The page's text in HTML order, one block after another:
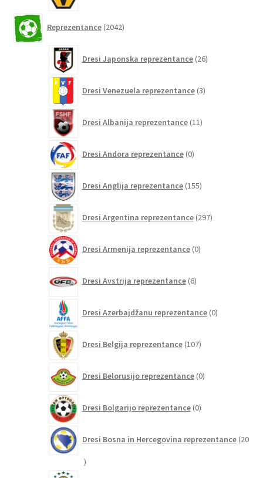
Reprezentance 2042izdelkov
Dresi Japonska reprezentance 26izdelkov
Dresi Venezuela reprezentance 3izdelki
Dresi Albanija reprezentance 11izdelkov
Dresi Andora reprezentance 0izdelkov
Dresi Anglija reprezentance 155izdelkov
Dresi Argentina reprezentance 297izdelkov
Dresi Armenija reprezentance 0izdelkov
Dresi Avstrija reprezentance 6izdelkov
Dresi Azerbajdžanu reprezentance 0izdelkov
Dresi Belgija reprezentance 107izdelkov
Dresi Belorusijo reprezentance 0izdelkov
Dresi Bolgarijo reprezentance 0izdelkov
Dresi Bosna in Hercegovina reprezentance 20
20